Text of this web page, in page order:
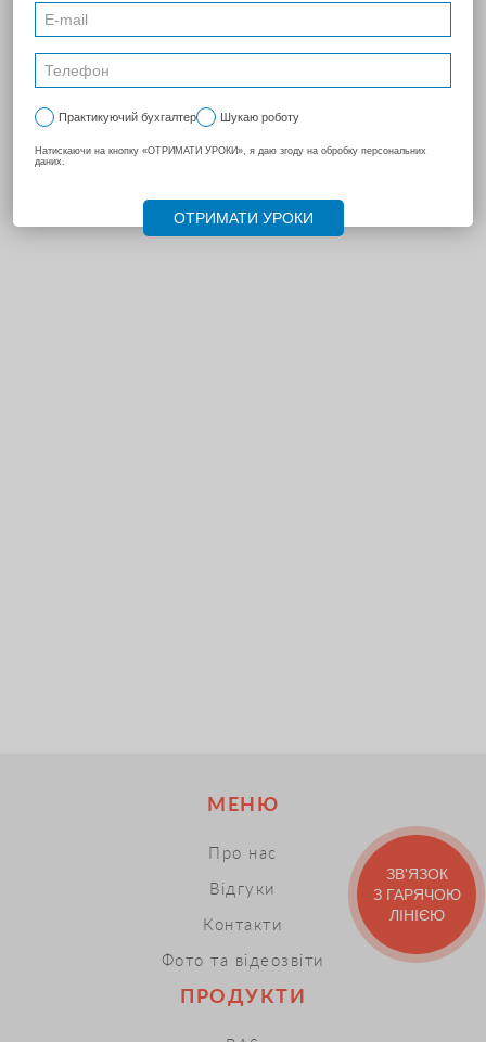
НАСТУПНА
МЕНЮ
Про нас
Відгуки
Контакти
Фото та відеозвіти
ПРОДУКТИ
ЗВ'ЯЗОК
З ГАРЯЧОЮ
ЛІНІЄЮ